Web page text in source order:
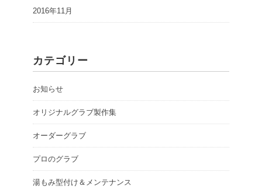
2016年11月
カテゴリー
お知らせ
オリジナルグラブ製作集
オーダーグラブ
プロのグラブ
湯もみ型付け＆メンテナンス